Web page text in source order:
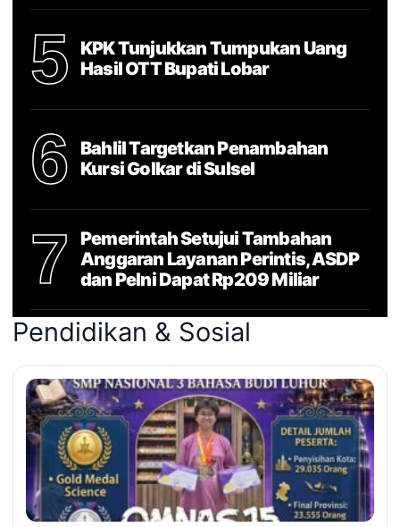
5
KPK Tunjukkan Tumpukan Uang
Hasil OTT Bupati Lobar
6
Bahlil Targetkan Penambahan
Kursi Golkar di Sulsel
7
Pemerintah Setujui Tambahan
Anggaran Layanan Perintis, ASDP
dan Pelni Dapat Rp209 Miliar
Pendidikan & Sosial